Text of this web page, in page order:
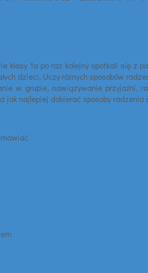
klasy 1a po raz kolejny spotkali się z
dzieci. Uczy różnych sposobów
w grupie, nawiązywanie
jak najlepiej dobierać sposoby